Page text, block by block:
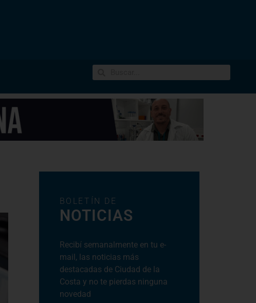
BOLETÍN DE
NOTICIAS
Recibí semanalmente en tu e-
mail, las noticias más
destacadas de Ciudad de la
Costa y no te pierdas ninguna
novedad